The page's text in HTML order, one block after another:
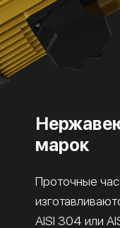
марок
Проточные
AISI 304 или